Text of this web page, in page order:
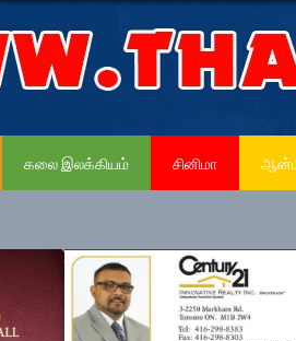
கலை இலக்கியம் சினிமா